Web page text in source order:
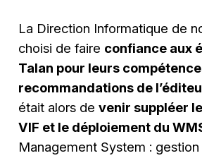
La Direction Informatique de
choisi de faire confiance aux
Talan pour leurs
recommandations de
était alors devenir suppléer
VIF et le déploiement du
Management System :